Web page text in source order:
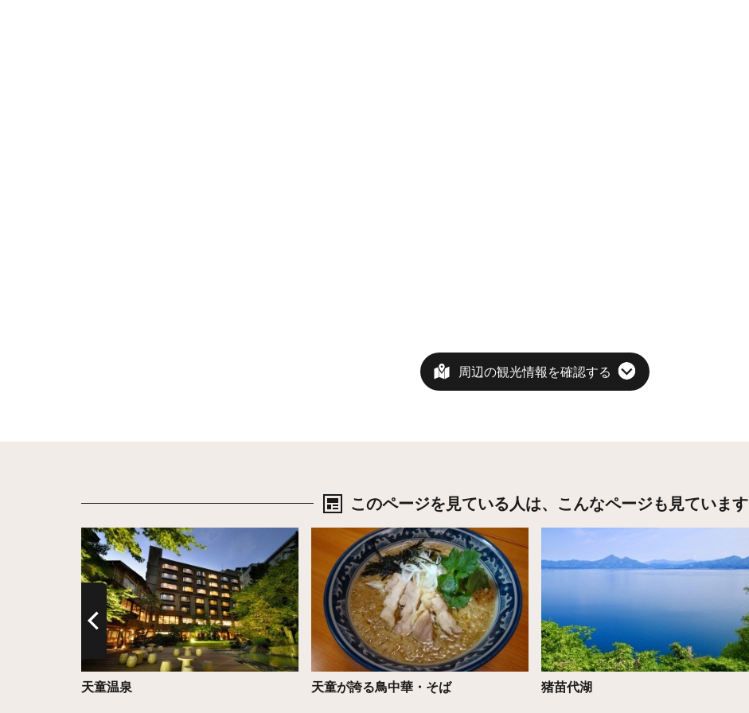
周辺の観光情報を確認する
このページを見ている人は、 こんなページも見ています
天童温泉
詳細はこちら
天童が誇る鳥中華・そば
詳細はこちら
猪苗代湖
詳細はこちら